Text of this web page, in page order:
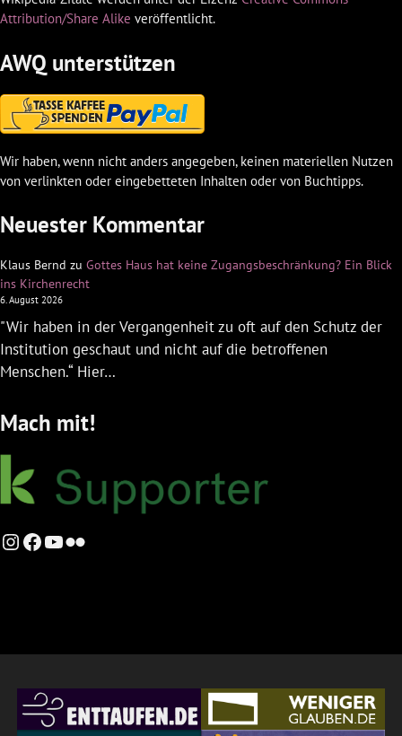
Attribution/Share Alike veröffentlicht.
AWQ unterstützen
Wir haben, wenn nicht anders angegeben, keinen materiellen Nutzen
von verlinkten oder eingebetteten Inhalten oder von Buchtipps.
Neuester Kommentar
Klaus Bernd zu Gottes Haus hat keine Zugangsbeschränkung? Ein Blick
ins Kirchenrecht
6. August 2026
"Wir haben in der Vergangenheit zu oft auf den Schutz der
Institution geschaut und nicht auf die betroffenen
Menschen.“ Hier…
Mach mit!
Instagram
Facebook
YouTube
Flickr